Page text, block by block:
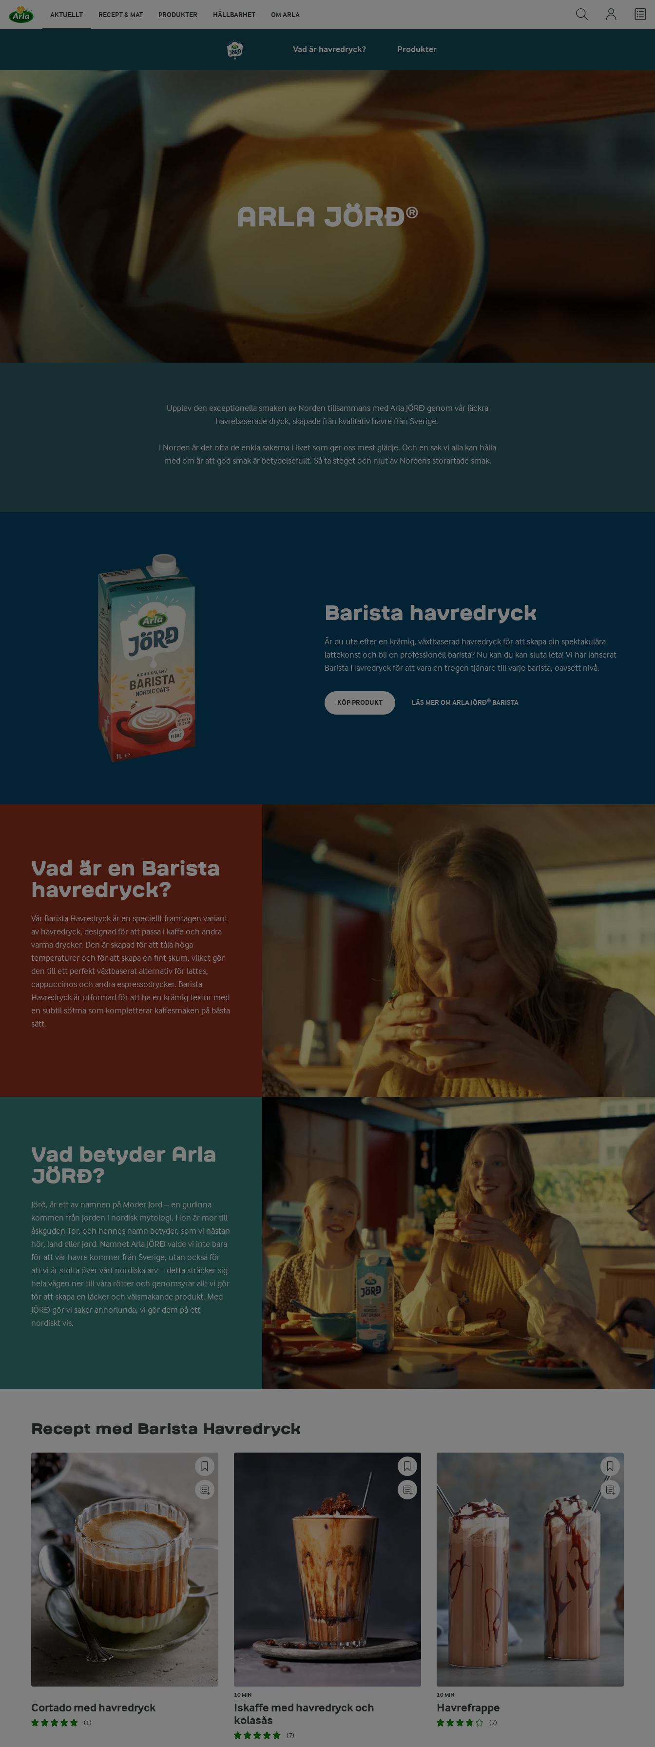
AKTUELLT RECEPT & MAT PRODUKTER HÅLLBARHET OM ARLA
Vad är havredryck? Produkter
ARLA JÖRĐ®
Upplev den exceptionella smaken av Norden tillsammans med Arla JÖRĐ genom vår läckra
havrebaserade dryck, skapade från kvalitativ havre från Sverige.
I Norden är det ofta de enkla sakerna i livet som ger oss mest glädje. Och en sak vi alla kan hålla
med om är att god smak är betydelsefullt. Så ta steget och njut av Nordens storartade smak.
Barista havredryck
Är du ute efter en krämig, växtbaserad havredryck för att skapa din spektakulära
lattekonst och bli en professionell barista? Nu kan du kan sluta leta! Vi har lanserat
Barista Havredryck för att vara en trogen tjänare till varje barista, oavsett nivå.
KÖP PRODUKT LÄS MER OM ARLA JÖRĐ® BARISTA
Vad är en Barista
havredryck?
Vår Barista Havredryck är en speciellt framtagen variant
av havredryck, designad för att passa i kaffe och andra
varma drycker. Den är skapad för att tåla höga
temperaturer och för att skapa en fint skum, vilket gör
den till ett perfekt växtbaserat alternativ för lattes,
cappuccinos och andra espressodrycker. Barista
Havredryck är utformad för att ha en krämig textur med
en subtil sötma som kompletterar kaffesmaken på bästa
sätt.
Vad betyder Arla
JÖRĐ?
Jörð, är ett av namnen på Moder Jord – en gudinna
kommen från jorden i nordisk mytologi. Hon är mor till
åskguden Tor, och hennes namn betyder, som vi nästan
hör, land eller jord. Namnet Arla JÖRĐ valde vi inte bara
för att vår havre kommer från Sverige, utan också för
att vi är stolta över vårt nordiska arv – detta sträcker sig
hela vägen ner till våra rötter och genomsyrar allt vi gör
för att skapa en läcker och välsmakande produkt. Med
JÖRĐ gör vi saker annorlunda, vi gör dem på ett
nordiskt vis.
Recept med Barista Havredryck
Cortado med havredryck
(1)
10 MIN
Iskaffe med havredryck och
kolasås
(7)
10 MIN
Havrefrappe
(7)